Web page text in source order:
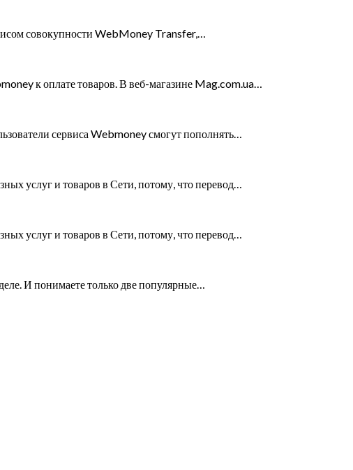
совокупности WebMoney Transfer,…
к оплате товаров. В веб-магазине Mag.com.ua…
сервиса Webmoney смогут пополнять…
услуг и товаров в Сети, потому, что перевод…
услуг и товаров в Сети, потому, что перевод…
И понимаете только две популярные…